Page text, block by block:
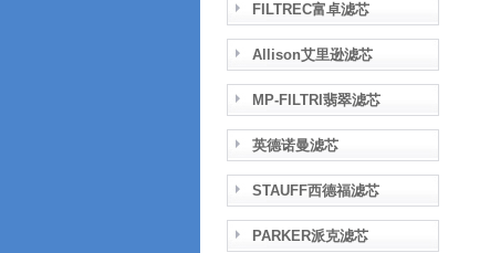
FILTREC富卓滤芯
Allison艾里逊滤芯
MP-FILTRI翡翠滤芯
英德诺曼滤芯
STAUFF西德福滤芯
PARKER派克滤芯